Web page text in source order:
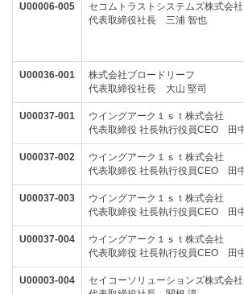
U00006-005
セコムトラストシステムズ株式会社
代表取締役社長 三浦 智也
U00036-001
株式会社ブロードリーフ
代表取締役社長 大山 堅司
U00037-001
ウイングアーク１ｓｔ株式会社
代表取締役 社長執行役員CEO 田
U00037-002
ウイングアーク１ｓｔ株式会社
代表取締役 社長執行役員CEO 田
U00037-003
ウイングアーク１ｓｔ株式会社
代表取締役 社長執行役員CEO 田
U00037-004
ウイングアーク１ｓｔ株式会社
代表取締役 社長執行役員CEO 田
U00003-004
セイコーソリューションズ株式会社